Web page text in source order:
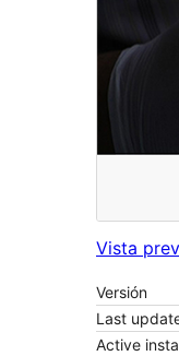
Vista
Versión
Last
Active